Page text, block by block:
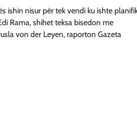
ishin nisur për tek vendi ku ishte
Rama, shihet teksa bisedon me
von der Leyen, raporton Gazeta